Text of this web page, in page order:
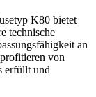
K80 bietet
technische
an
von
erfüllt und